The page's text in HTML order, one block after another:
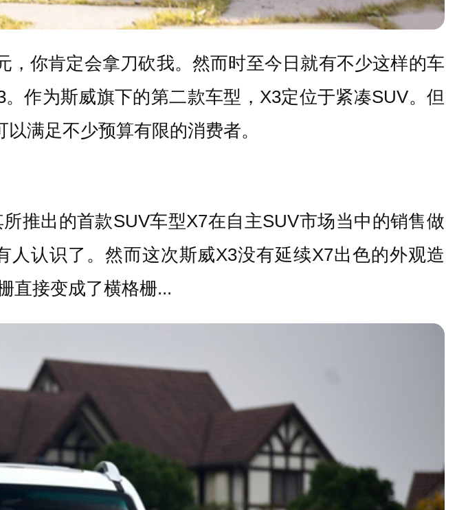
，你肯定会拿刀砍我。然而时至今日就有不少这样的车
。作为斯威旗下的第二款车型， X3定位于紧凑SUV。但
满足不少预算有限的消费者。
推出的首款SUV车型X7在自主SUV市场当中的销售做
人认识了。然而这次斯威X3没有延续X7出色的外观造
直接变成了横格栅...